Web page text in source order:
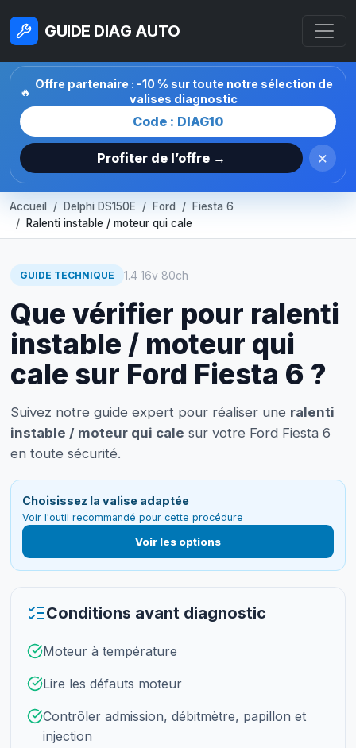
GUIDE DIAG AUTO
🔥
Offre partenaire : -10 % sur toute notre sélection de
valises diagnostic
Code : DIAG10
Profiter de l’offre → ×
Accueil Delphi DS150E Ford
Fiesta 6
Ralenti instable / moteur qui cale
GUIDE TECHNIQUE 1.4 16v 80ch
Que vérifier pour ralenti
instable / moteur qui
cale sur Ford Fiesta 6 ?
Suivez notre guide expert pour réaliser une ralenti
instable / moteur qui cale sur votre Ford Fiesta 6
en toute sécurité.
Choisissez la valise adaptée
Voir l'outil recommandé pour cette procédure
Voir les options
Conditions avant diagnostic
Moteur à température
Lire les défauts moteur
Contrôler admission, débitmètre, papillon et
injection